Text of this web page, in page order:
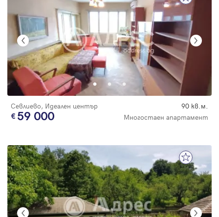
Севлиево, Идеален център 90 кв.м.
59 000 Многостаен апартамент